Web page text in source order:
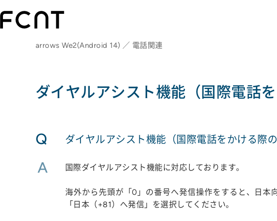
arrows We2(Android 14) ／ 電話関連
ダイヤルアシスト機能（国際電話
Q ダイヤルアシスト機能（国際電話をかける際
A 国際ダイヤルアシスト機能に対応しております。
海外から先頭が「0」の番号へ発信操作をすると、日
「日本（+81）へ発信」を選択してください。